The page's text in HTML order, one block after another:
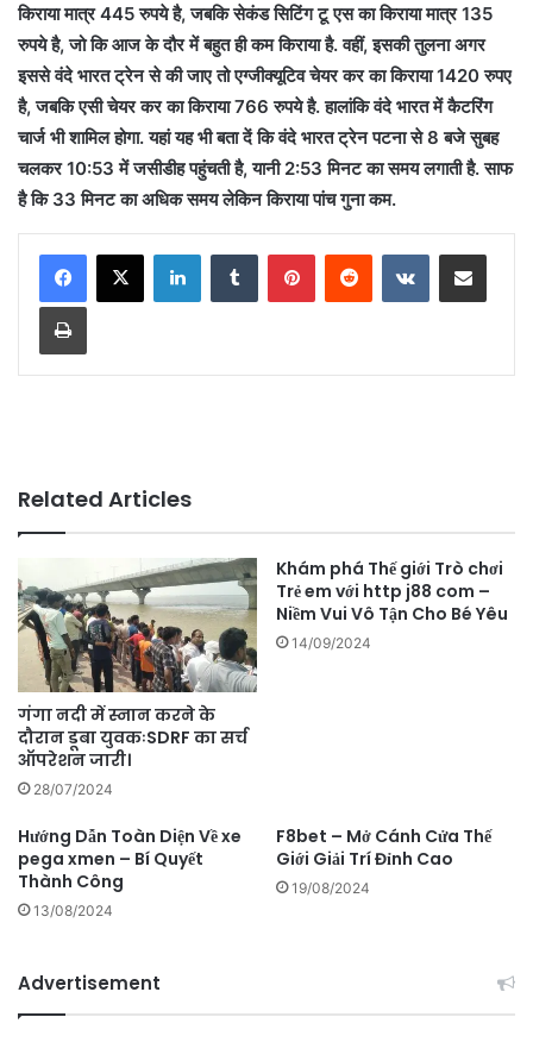
किराया मात्र 445 रुपये है, जबकि सेकंड सिटिंग टू एस का किराया मात्र 135
रुपये है, जो कि आज के दौर में बहुत ही कम किराया है. वहीं, इसकी तुलना अगर
इससे वंदे भारत ट्रेन से की जाए तो एग्जीक्यूटिव चेयर कर का किराया 1420 रुपए
है, जबकि एसी चेयर कर का किराया 766 रुपये है. हालांकि वंदे भारत में कैटरिंग
चार्ज भी शामिल होगा. यहां यह भी बता दें कि वंदे भारत ट्रेन पटना से 8 बजे सुबह
चलकर 10:53 में जसीडीह पहुंचती है, यानी 2:53 मिनट का समय लगाती है. साफ
है कि 33 मिनट का अधिक समय लेकिन किराया पांच गुना कम.
LinkedInTumblr PinterestReddit VKontakteShare via Email
Print
Related Articles
गंगा नदी में स्नान करने के
दौरान डूबा युवकःSDRF का सर्च
ऑपरेशन जारी।
28/07/2024
Khám phá Thế giới Trò chơi
Trẻ em với http j88 com –
Niềm Vui Vô Tận Cho Bé Yêu
14/09/2024
Hướng Dẫn Toàn Diện Về xe
pega xmen – Bí Quyết
Thành Công
13/08/2024
F8bet – Mở Cánh Cửa Thế
Giới Giải Trí Đỉnh Cao
19/08/2024
Advertisement